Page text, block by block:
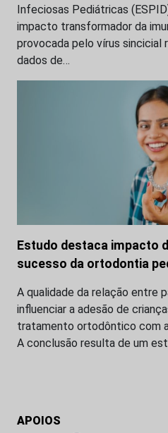
Infeciosas Pediátricas
impacto transformador da
provocada pelo vírus sincicial
dados de…
Estudo destaca impacto
sucesso da ortodontia
A qualidade da relação entre
influenciar a adesão de
tratamento ortodôntico com
A conclusão resulta de um
APOIOS